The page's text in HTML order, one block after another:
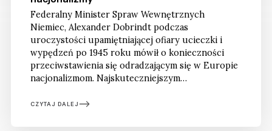
Federalny Minister Spraw Wewnętrznych
Niemiec, Alexander Dobrindt podczas
uroczystości upamiętniającej ofiary ucieczki i
wypędzeń po 1945 roku mówił o konieczności
przeciwstawienia się odradzającym się w Europie
nacjonalizmom. Najskuteczniejszym
tożsamość, silniejsza niż narodowe egoizmy.
CZYTAJ DALEJ